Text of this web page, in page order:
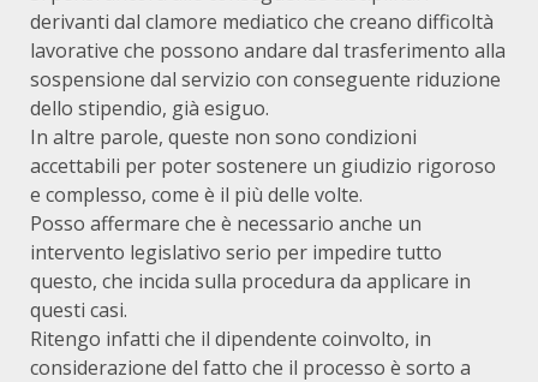
derivanti dal clamore mediatico che creano difficoltà
lavorative che possono andare dal trasferimento alla
sospensione dal servizio con conseguente riduzione
dello stipendio, già esiguo.
In altre parole, queste non sono condizioni
accettabili per poter sostenere un giudizio rigoroso
e complesso, come è il più delle volte.
Posso affermare che è necessario anche un
intervento legislativo serio per impedire tutto
questo, che incida sulla procedura da applicare in
questi casi.
Ritengo infatti che il dipendente coinvolto, in
considerazione del fatto che il processo è sorto a